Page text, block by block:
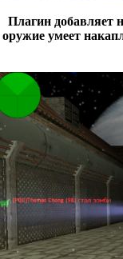
Плагин добавляет
оружие умеет